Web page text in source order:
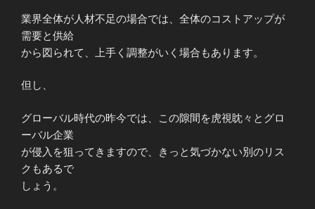
業界全体が人材不足の場合では、全体のコストアップが
需要と供給
から図られて、上手く調整がいく場合もあります。
但し、
グローバル時代の昨今では、この隙間を虎視眈々とグロ
ーバル企業
が侵入を狙ってきますので、きっと気づかない別のリス
クもあるで
しょう。